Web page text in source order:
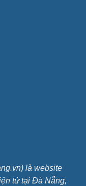
là website
tử tại Đà Nẵng,